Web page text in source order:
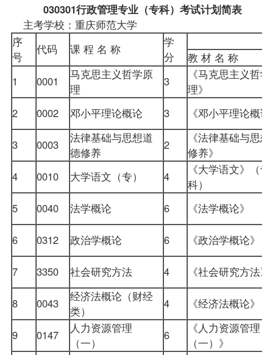
030301行政管理专业（专科） 考试计划简表
主考学校：重庆师范大学
序
号
代码 课 程 名 称
学
分
教 材 名 称
1
0001 马克思主义哲学原
理
3
《马克思主义哲
理》
2
0002 邓小平理论概论 3 《邓小平理论概
3 0003 法律基础与思想道
德修养
2
《法律基础与思
修养》
4
0010 大学语文 （专） 4
《大学语文》（专
科）
5
0040 法学概论 6 《法学概论》
6 0312 政治学概论 6 《政治学概论》
7 3350 社会研究方法 4 《社会研究方法
8 0043 经济法概论（财经
类）
4 《经济法概论》
9 0147
人力资源管理
（一）
6
《人力资源管理
（一）》